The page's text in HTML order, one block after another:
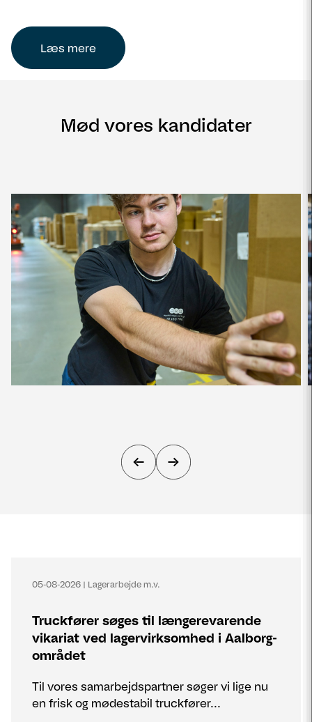
Læs mere
Mød vores kandidater
05-08-2026 | Lagerarbejde m.v.
Truckfører søges til længerevarende
vikariat ved lagervirksomhed i Aalborg-
området
Til vores samarbejdspartner søger vi lige nu
en frisk og mødestabil truckfører...